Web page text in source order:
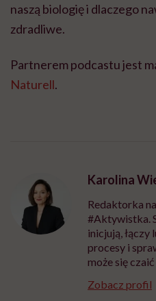
naszą biologię i dlaczego
zdradliwe.
Partnerem podcastu jest
Naturell.
Karolina
Redaktorka
#Aktywistka.
inicjują, łączy
procesy i
może się
Zobacz profil